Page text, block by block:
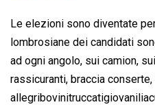
Le elezioni sono diventate
lombrosiane dei candidati
ad ogni angolo, sui camion,
rassicuranti, braccia